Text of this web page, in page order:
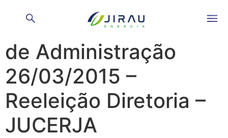
Reunião do Conselho
de Administração
26/03/2015 –
Reeleição Diretoria –
JUCERJA